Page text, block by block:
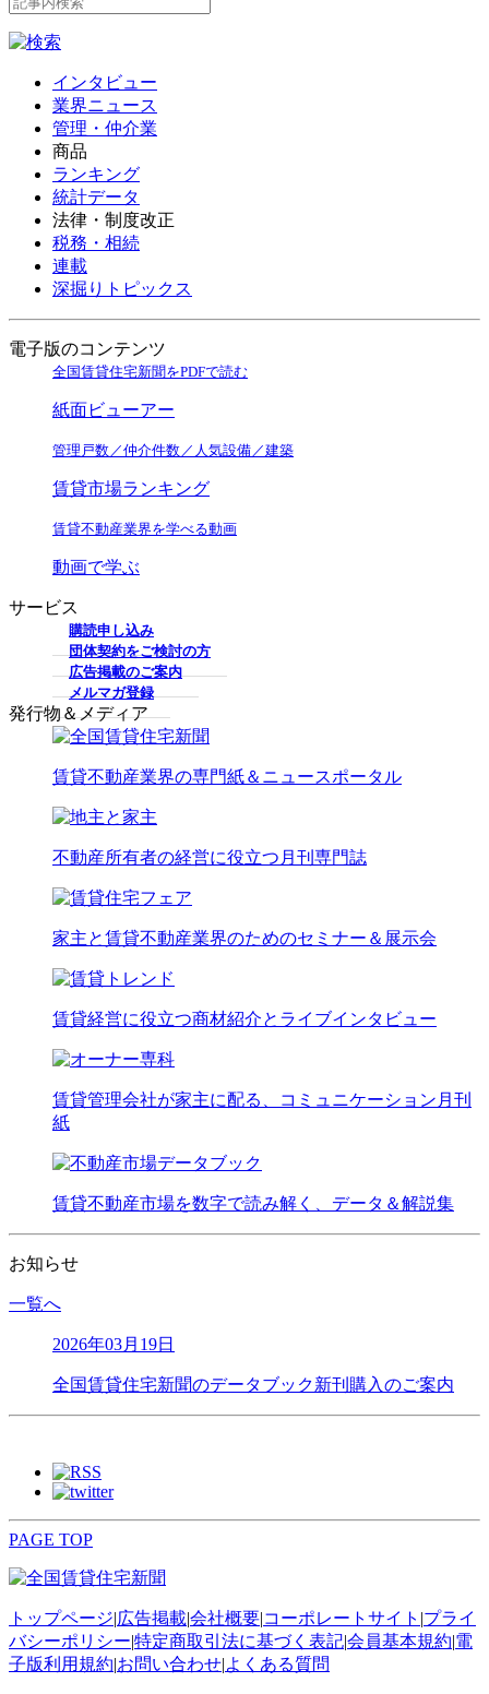
インタビュー
業界ニュース
管理・仲介業
商品
ランキング
統計データ
法律・制度改正
税務・相続
連載
深掘りトピックス
電子版のコンテンツ
全国賃貸住宅新聞をPDFで読む
紙面ビューアー
管理戸数／仲介件数／人気設備／建築
賃貸市場ランキング
賃貸不動産業界を学べる動画
動画で学ぶ
サービス
購読申し込み
団体契約をご検討の方
広告掲載のご案内
メルマガ登録
発行物＆メディア
賃貸不動産業界の専門紙＆ニュースポータル
不動産所有者の経営に役立つ月刊専門誌
家主と賃貸不動産業界のためのセミナー＆展示会
賃貸経営に役立つ商材紹介とライブインタビュー
賃貸管理会社が家主に配る、コミュニケーション月刊
紙
賃貸不動産市場を数字で読み解く、データ＆解説集
お知らせ
一覧へ
2026年03月19日
全国賃貸住宅新聞のデータブック新刊購入のご案内
PAGE TOP
トップページ|広告掲載|会社概要|コーポレートサイト |プライ
バシーポリシー|特定商取引法に基づく表記|会員基本規約|電
子版利用規約|お問い合わせ|よくある質問